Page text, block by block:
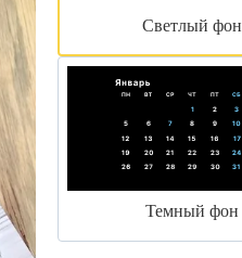
Светлый фон
Темный фон